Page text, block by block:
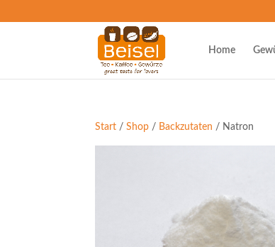
Home
Start /Shop / Backzutaten / Natron